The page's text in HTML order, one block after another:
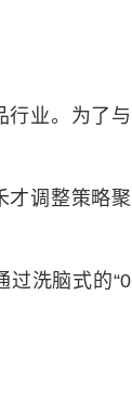
行业。为了与
才调整策略聚
过洗脑式的“0